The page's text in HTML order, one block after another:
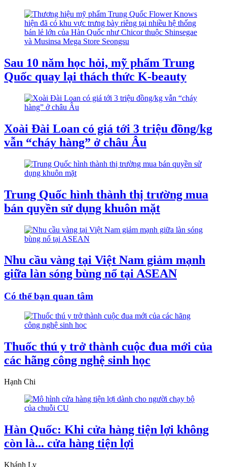
Sau 10 năm học hỏi, mỹ phẩm Trung
Quốc quay lại thách thức K-beauty
Xoài Đài Loan có giá tới 3 triệu đồng/kg
vẫn “cháy hàng” ở châu Âu
Trung Quốc hình thành thị trường mua
bán quyền sử dụng khuôn mặt
Nhu cầu vàng tại Việt Nam giảm mạnh
giữa làn sóng bùng nổ tại ASEAN
Có thể bạn quan tâm
Thuốc thú y trở thành cuộc đua mới của
các hãng công nghệ sinh học
Hạnh Chi
Hàn Quốc: Khi cửa hàng tiện lợi không
còn là... cửa hàng tiện lợi
Khánh Ly